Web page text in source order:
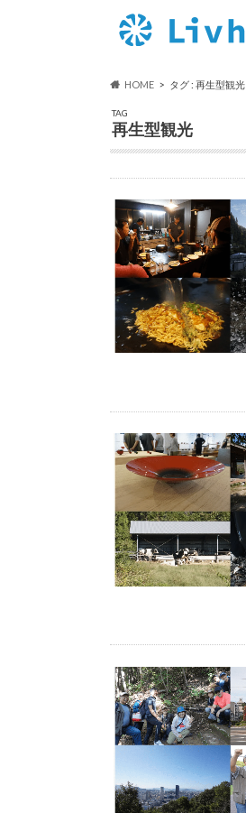
HOME タグ : 再生型観光
TAG
再生型観光